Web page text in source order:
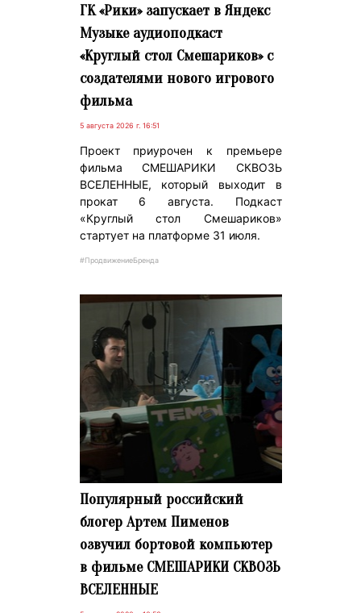
ГК «Рики» запускает в Яндекс
Музыке аудиоподкаст
«Круглый стол Смешариков» с
создателями нового игрового
фильма
5 августа 2026 г. 16:51
Проект приурочен к премьере
фильма СМЕШАРИКИ СКВОЗЬ
ВСЕЛЕННЫЕ, который выходит в
прокат 6 августа. Подкаст
«Круглый стол Смешариков»
стартует на платформе 31 июля.
#ПродвижениеБренда
Популярный российский
блогер Артем Пименов
озвучил бортовой компьютер
в фильме СМЕШАРИКИ СКВОЗЬ
ВСЕЛЕННЫЕ